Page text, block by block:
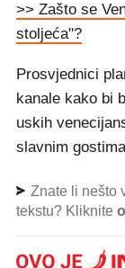
>> Zašto se
stoljeća"?
Prosvjednici
kanale kako bi
uskih
slavnim
Znate li nešto
tekstu? Kliknite